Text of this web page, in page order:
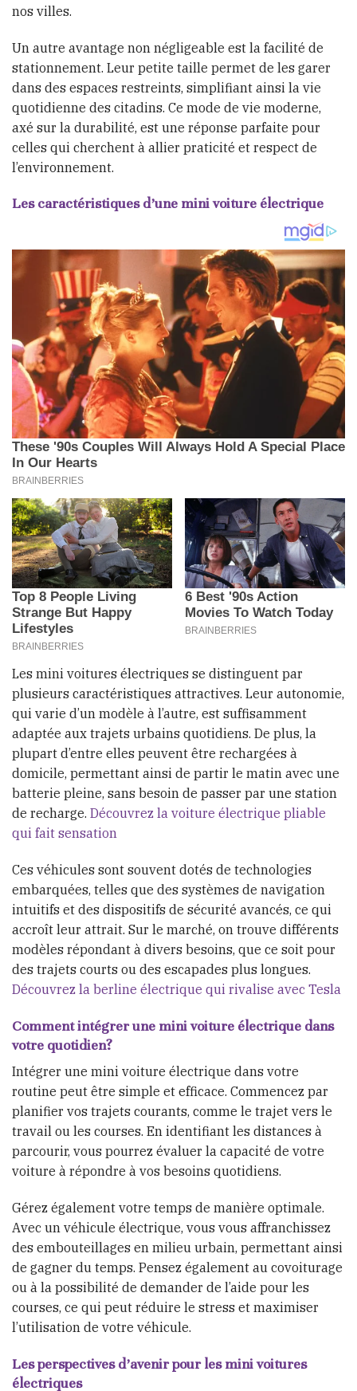
nos villes.
Un autre avantage non négligeable est la facilité de
stationnement. Leur petite taille permet de les garer
dans des espaces restreints, simplifiant ainsi la vie
quotidienne des citadins. Ce mode de vie moderne,
axé sur la durabilité, est une réponse parfaite pour
celles qui cherchent à allier praticité et respect de
l’environnement.
Les caractéristiques d’une mini voiture électrique
Les mini voitures électriques se distinguent par
plusieurs caractéristiques attractives. Leur autonomie,
qui varie d’un modèle à l’autre, est suffisamment
adaptée aux trajets urbains quotidiens. De plus, la
plupart d’entre elles peuvent être rechargées à
domicile, permettant ainsi de partir le matin avec une
batterie pleine, sans besoin de passer par une station
de recharge. Découvrez la voiture électrique pliable
qui fait sensation
Ces véhicules sont souvent dotés de technologies
embarquées, telles que des systèmes de navigation
intuitifs et des dispositifs de sécurité avancés, ce qui
accroît leur attrait. Sur le marché, on trouve différents
modèles répondant à divers besoins, que ce soit pour
des trajets courts ou des escapades plus longues.
Découvrez la berline électrique qui rivalise avec Tesla
Comment intégrer une mini voiture électrique dans
votre quotidien?
Intégrer une mini voiture électrique dans votre
routine peut être simple et efficace. Commencez par
planifier vos trajets courants, comme le trajet vers le
travail ou les courses. En identifiant les distances à
parcourir, vous pourrez évaluer la capacité de votre
voiture à répondre à vos besoins quotidiens.
Gérez également votre temps de manière optimale.
Avec un véhicule électrique, vous vous affranchissez
des embouteillages en milieu urbain, permettant ainsi
de gagner du temps. Pensez également au covoiturage
ou à la possibilité de demander de l’aide pour les
courses, ce qui peut réduire le stress et maximiser
l’utilisation de votre véhicule.
Les perspectives d’avenir pour les mini voitures
électriques